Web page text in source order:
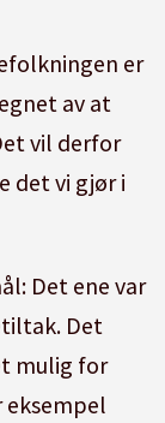
er
av at
vil derfor
det vi gjør i
Det ene var
Det
mulig for